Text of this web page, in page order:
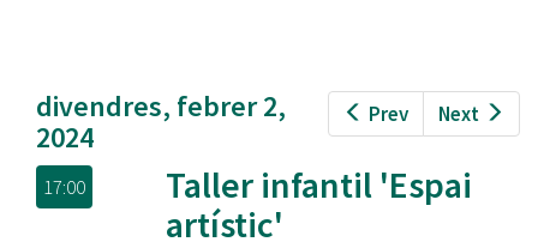
Prev Next
divendres, febrer 2,
2024
17:00
Taller infantil 'Espai
artístic'